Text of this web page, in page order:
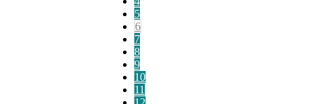
5
6
7
8
9
10
11